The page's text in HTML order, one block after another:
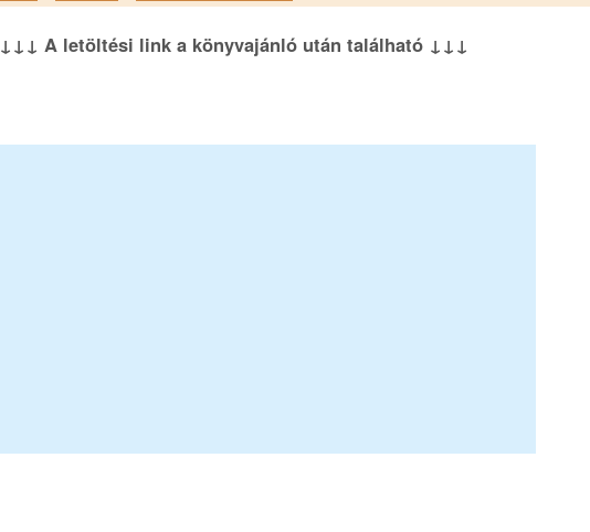
↓↓↓ A letöltési link a könyvajánló után található ↓↓↓